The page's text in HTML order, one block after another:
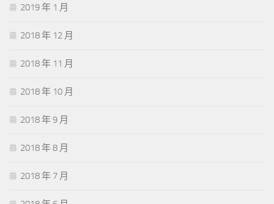
2019 年 1 月
2018 年 12 月
2018 年 11 月
2018 年 10 月
2018 年 9 月
2018 年 8 月
2018 年 7 月